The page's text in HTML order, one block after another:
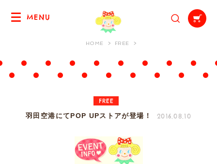
MENU
HOME FREE
FREE
羽田空港にてPOP UPストアが登場！ 2016.08.10